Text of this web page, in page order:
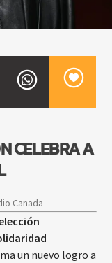
CELEBRA A
Canada
un nuevo logro a